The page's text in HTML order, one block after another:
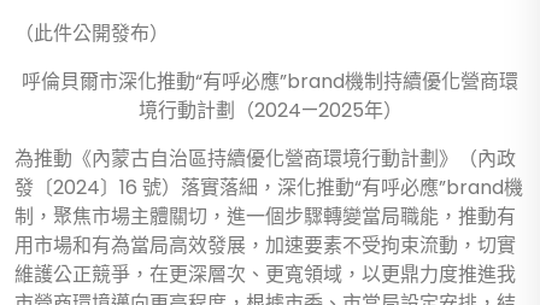
（此件公開發布）
呼倫貝爾市深化推動“有呼必應”brand機制持續優化營商環
境行動計劃（2024—2025年）
為推動《內蒙古自治區持續優化營商環境行動計劃》（內政
發〔2024〕16 號）落實落細，深化推動“有呼必應”brand機
制，聚焦市場主體關切，進一個步驟轉變當局職能，推動有
用市場和有為當局高效發展，加速要素不受拘束流動，切實
維護公正競爭，在更深層次、更寬領域，以更鼎力度推進我